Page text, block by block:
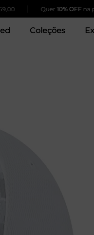
| 10% OFFna
Coleções